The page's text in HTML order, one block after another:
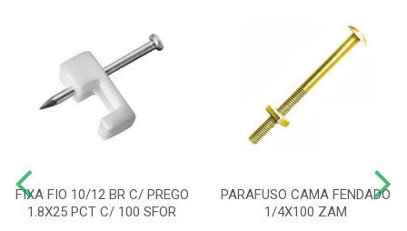
FIXA FIO 10/12 BR C/ PREGO
1.8X25 PCT C/ 100 SFOR
PARAFUSO CAMA FENDADO
1/4X100 ZAM